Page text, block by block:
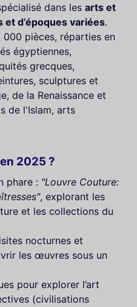
dans les arts et
d’époques variées.
pièces, réparties en
égyptiennes,
grecques,
sculptures et
de la Renaissance et
de l'Islam, arts
2025 ?
phare : "Louvre Couture:
, explorant les
et les collections du
nocturnes et
les œuvres sous un
pour explorer l’art
(civilisations